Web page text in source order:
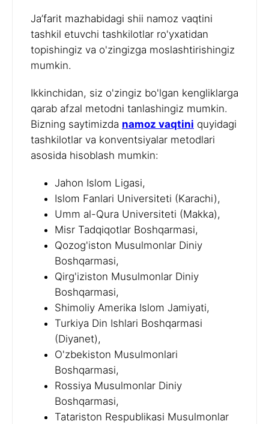
Ja’farit mazhabidagi shii namoz vaqtini
tashkil etuvchi tashkilotlar ro'yxatidan
topishingiz va o'zingizga moslashtirishingiz
mumkin.
Ikkinchidan, siz o'zingiz bo'lgan kengliklarga
qarab afzal metodni tanlashingiz mumkin.
Bizning saytimizda namoz vaqtini quyidagi
tashkilotlar va konventsiyalar metodlari
asosida hisoblash mumkin:
Jahon Islom Ligasi,
Islom Fanlari Universiteti (Karachi),
Umm al-Qura Universiteti (Makka),
Misr Tadqiqotlar Boshqarmasi,
Qozog'iston Musulmonlar Diniy
Boshqarmasi,
Qirg'iziston Musulmonlar Diniy
Boshqarmasi,
Shimoliy Amerika Islom Jamiyati,
Turkiya Din Ishlari Boshqarmasi
(Diyanet),
O'zbekiston Musulmonlari
Boshqarmasi,
Rossiya Musulmonlar Diniy
Boshqarmasi,
Tatariston Respublikasi Musulmonlar